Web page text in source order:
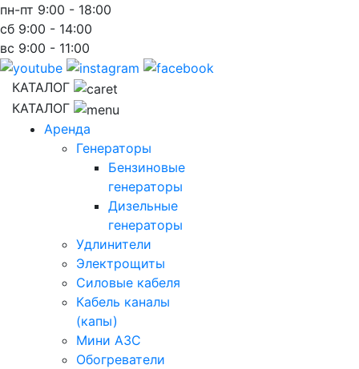
пн-пт 9:00 - 18:00
сб 9:00 - 14:00
вс 9:00 - 11:00
КАТАЛОГ
КАТАЛОГ
Аренда
Генераторы
Бензиновые
генераторы
Дизельные
генераторы
Удлинители
Электрощиты
Силовые кабеля
Кабель каналы
(капы)
Мини АЗС
Обогреватели